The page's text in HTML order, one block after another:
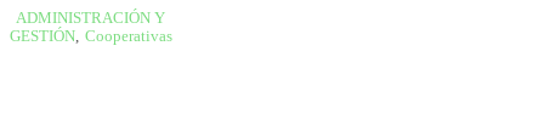
ADMINISTRACIÓN Y
GESTIÓN Cooperativas